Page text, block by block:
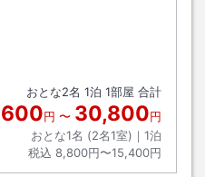
おとな2名 1泊 1部屋 合計
円 〜 30,800円
おとな1名 (2名1室)｜ 1泊
税込 8,800円〜15,400円